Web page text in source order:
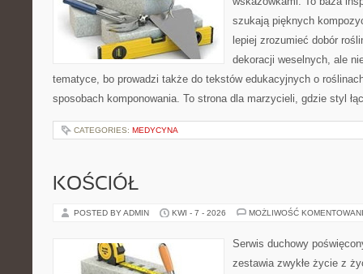
szukają pięknych
lepiej zrozumieć dobór
dekoracji weselnych, ale
tematyce, bo prowadzi także do tekstów edukacyjnych o
sposobach komponowania. To strona dla marzycieli, gdzie styl
CATEGORIES: MEDYCYNA
KOŚCIÓŁ
POSTED BY ADMIN KWI - 7 - 2026 MOŻLIWOŚĆ
Serwis duchowy
zestawia zwykłe życie z